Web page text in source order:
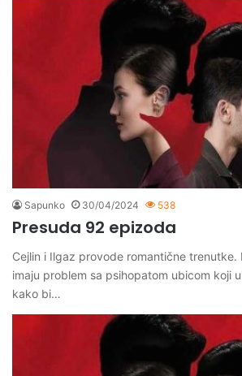
Sapunko 30/04/2024 538
Presuda 92 epizoda
Cejlin i Ilgaz provode romantične trenutke.
imaju problem sa psihopatom ubicom koji
kako bi…